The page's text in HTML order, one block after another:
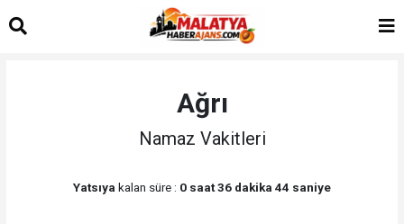
Ağrı
Namaz Vakitleri
Yatsıya kalan süre : 0 saat 36 dakika 44 saniye